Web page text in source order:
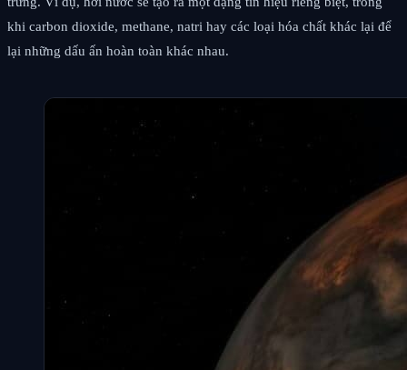
khi carbon dioxide, methane, natri hay các loại hóa chất khác lại để
lại những dấu ấn hoàn toàn khác nhau.